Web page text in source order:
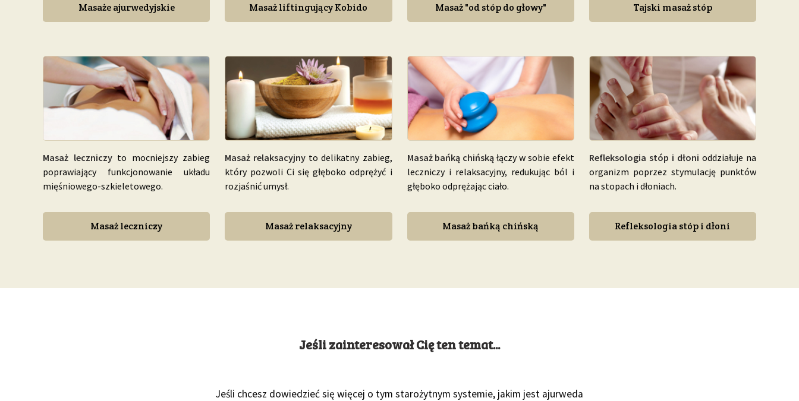
Masaże ajurwedyjskie Masaż liftingujący Kobido Masaż "od stóp do głowy" Tajski masaż stóp
Masaż leczniczyto mocniejszy zabieg
poprawiający funkcjonowanie układu
mięśniowego-szkieletowego.
Masaż leczniczy
Masaż relaksacyjny to delikatny zabieg,
który pozwoli Ci się głęboko odprężyć i
rozjaśnić umysł.
Masaż relaksacyjny
Masaż bańką chińską łączy w sobie efekt
leczniczy i relaksacyjny, redukując ból i
głęboko odprężając ciało.
Masaż bańką chińską
Refleksologia stóp i dłoni oddziałuje na
organizm poprzez stymulację punktów
na stopach i dłoniach.
Refleksologia stóp i dłoni
Jeśli zainteresował Cię ten temat...
Jeśli chcesz dowiedzieć się więcej o tym starożytnym systemie, jakim jest ajurweda